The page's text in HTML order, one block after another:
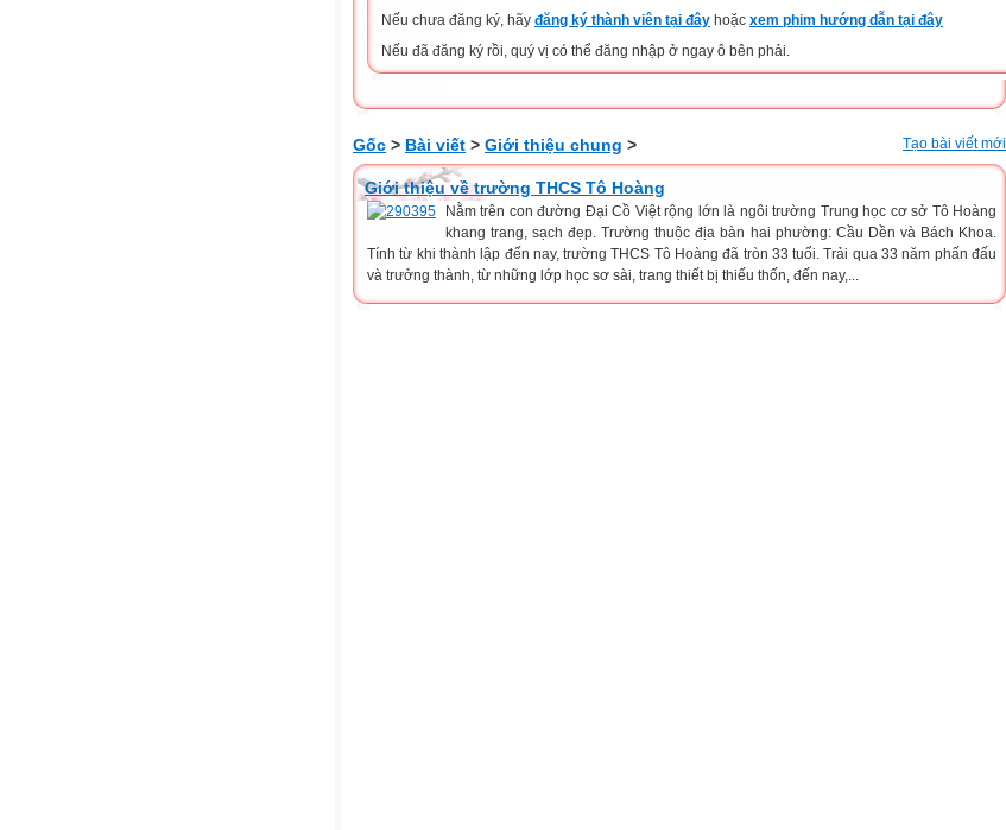
Nếu chưa đăng ký, hãy đăng ký thành viên tại đây hoặc xem phim hướng dẫn tại đây
Nếu đã đăng ký rồi, quý vị có thể đăng nhập ở ngay ô bên phải.
Gốc > Bài viết > Giới thiệu chung > Tạo bài viết mới
Giới thiệu về trường THCS Tô Hoàng
Nằm trên con đường Đại Cồ Việt rộng lớn là ngôi trường Trung học cơ sở Tô Hoàng
khang trang, sạch đẹp. Trường thuộc địa bàn hai phường: Cầu Dền và Bách Khoa.
Tính từ khi thành lập đến nay, trường THCS Tô Hoàng đã tròn 33 tuổi. Trải qua 33 năm phấn đấu
và trưởng thành, từ những lớp học sơ sài, trang thiết bị thiếu thốn, đến nay,...